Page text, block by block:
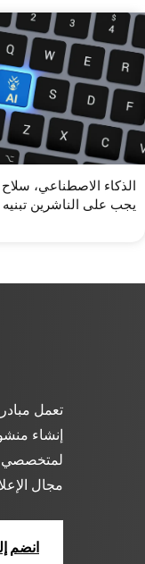
الذكاء الاصطناعي، سلاح
يجب على الناشرين تبنيه
تعمل
إنشاء
لمتخصصي
مجال
انضم